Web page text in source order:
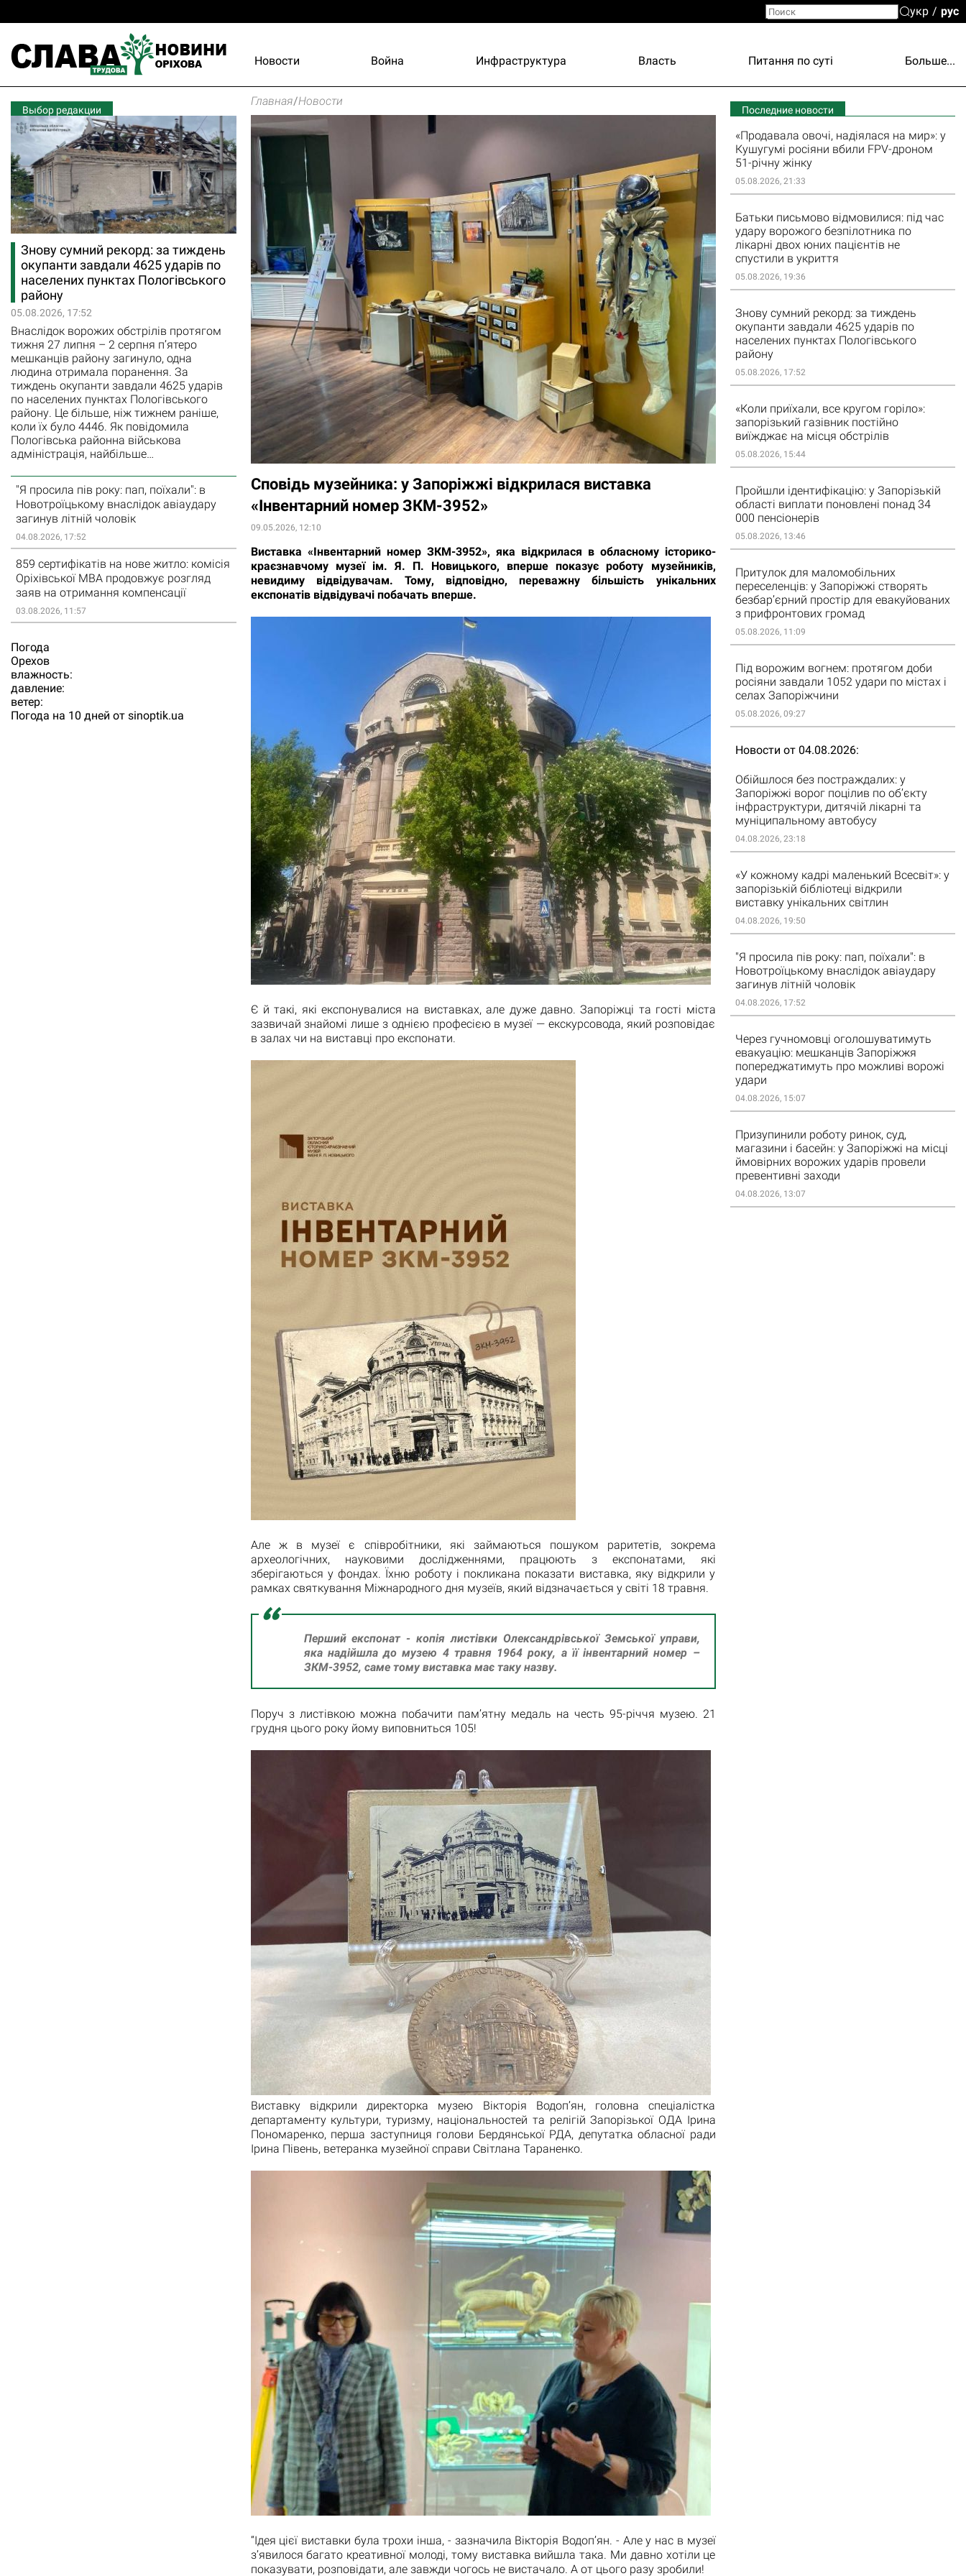
укр рус
Новости Война Инфраструктура Власть Питання по суті Больше...
Выбор редакции
Знову сумний рекорд: за тиждень
окупанти завдали 4625 ударів по
населених пунктах Пологівського
району
05.08.2026, 17:52
Внаслідок ворожих обстрілів протягом
тижня 27 липня – 2 серпня п’ятеро
мешканців району загинуло, одна
людина отримала поранення. За
тиждень окупанти завдали 4625 ударів
по населених пунктах Пологівського
району. Це більше, ніж тижнем раніше,
коли їх було 4446. Як повідомила
Пологівська районна військова
адміністрація, найбільше…
"Я просила пів року: пап, поїхали": в
Новотроїцькому внаслідок авіаудару
загинув літній чоловік
04.08.2026, 17:52
859 сертифікатів на нове житло: комісія
Оріхівської МВА продовжує розгляд
заяв на отримання компенсації
03.08.2026, 11:57
Погода
Орехов
влажность:
давление:
ветер:
Погода на 10 дней от sinoptik.ua
Главная/Новости
Сповідь музейника: у Запоріжжі відкрилася виставка
«Інвентарний номер ЗКМ-3952»
09.05.2026, 12:10
Виставка «Інвентарний номер ЗКМ-3952», яка відкрилася в обласному історико-
краєзнавчому музеї ім. Я. П. Новицького, вперше показує роботу музейників,
невидиму відвідувачам. Тому, відповідно, переважну більшість унікальних
експонатів відвідувачі побачать вперше.
Є й такі, які експонувалися на виставках, але дуже давно. Запоріжці та гості міста
зазвичай знайомі лише з однією професією в музеї — екскурсовода, який розповідає
в залах чи на виставці про експонати.
Але ж в музеї є співробітники, які займаються пошуком раритетів, зокрема
археологічних, науковими дослідженнями, працюють з експонатами, які
зберігаються у фондах. Їхню роботу і покликана показати виставка, яку відкрили у
рамках святкування Міжнародного дня музеїв, який відзначається у світі 18 травня.
Перший експонат - копія листівки Олександрівської Земської управи,
яка надійшла до музею 4 травня 1964 року, а її інвентарний номер –
ЗКМ-3952, саме тому виставка має таку назву.
Поруч з листівкою можна побачити пам’ятну медаль на честь 95-річчя музею. 21
грудня цього року йому виповниться 105!
Виставку відкрили директорка музею Вікторія Водоп’ян, головна спеціалістка
департаменту культури, туризму, національностей та релігій Запорізької ОДА Ірина
Пономаренко, перша заступниця голови Бердянської РДА, депутатка обласної ради
Ірина Півень, ветеранка музейної справи Світлана Тараненко.
“Ідея цієї виставки була трохи інша, - зазначила Вікторія Водоп’ян. - Але у нас в музеї
з’явилося багато креативної молоді, тому виставка вийшла така. Ми давно хотіли це
показувати, розповідати, але завжди чогось не вистачало. А от цього разу зробили!
Последние новости
«Продавала овочі, надіялася на мир»: у
Кушугумі росіяни вбили FPV-дроном
51-річну жінку
05.08.2026, 21:33
Батьки письмово відмовилися: під час
удару ворожого безпілотника по
лікарні двох юних пацієнтів не
спустили в укриття
05.08.2026, 19:36
Знову сумний рекорд: за тиждень
окупанти завдали 4625 ударів по
населених пунктах Пологівського
району
05.08.2026, 17:52
«Коли приїхали, все кругом горіло»:
запорізький газівник постійно
виїжджає на місця обстрілів
05.08.2026, 15:44
Пройшли ідентифікацію: у Запорізькій
області виплати поновлені понад 34
000 пенсіонерів
05.08.2026, 13:46
Притулок для маломобільних
переселенців: у Запоріжжі створять
безбар’єрний простір для евакуйованих
з прифронтових громад
05.08.2026, 11:09
Під ворожим вогнем: протягом доби
росіяни завдали 1052 удари по містах і
селах Запоріжчини
05.08.2026, 09:27
Новости от 04.08.2026
Обійшлося без постраждалих: у
Запоріжжі ворог поцілив по об’єкту
інфраструктури, дитячій лікарні та
муніципальному автобусу
04.08.2026, 23:18
«У кожному кадрі маленький Всесвіт»: у
запорізькій бібліотеці відкрили
виставку унікальних світлин
04.08.2026, 19:50
"Я просила пів року: пап, поїхали": в
Новотроїцькому внаслідок авіаудару
загинув літній чоловік
04.08.2026, 17:52
Через гучномовці оголошуватимуть
евакуацію: мешканців Запоріжжя
попереджатимуть про можливі ворожі
удари
04.08.2026, 15:07
Призупинили роботу ринок, суд,
магазини і басейн: у Запоріжжі на місці
ймовірних ворожих ударів провели
превентивні заходи
04.08.2026, 13:07